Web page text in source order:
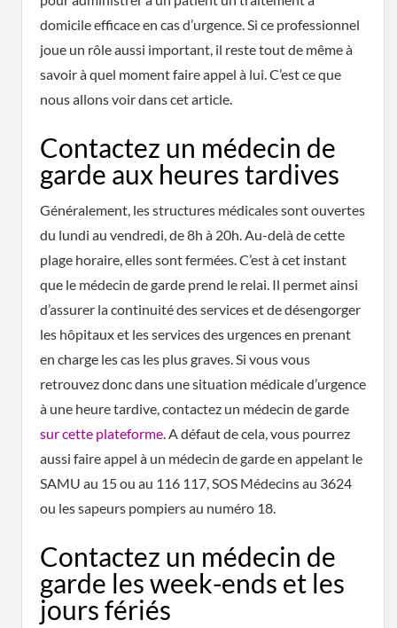
domicile efficace en cas d’urgence. Si ce professionnel
joue un rôle aussi important, il reste tout de même à
savoir à quel moment faire appel à lui. C’est ce que
nous allons voir dans cet article.
Contactez un médecin de
garde aux heures tardives
Généralement, les structures médicales sont ouvertes
du lundi au vendredi, de 8h à 20h. Au-delà de cette
plage horaire, elles sont fermées. C’est à cet instant
que le médecin de garde prend le relai. Il permet ainsi
d’assurer la continuité des services et de désengorger
les hôpitaux et les services des urgences en prenant
en charge les cas les plus graves. Si vous vous
retrouvez donc dans une situation médicale d’urgence
à une heure tardive, contactez un médecin de garde
sur cette plateforme. A défaut de cela, vous pourrez
aussi faire appel à un médecin de garde en appelant le
SAMU au 15 ou au 116 117, SOS Médecins au 3624
ou les sapeurs pompiers au numéro 18.
Contactez un médecin de
garde les week-ends et les
jours fériés